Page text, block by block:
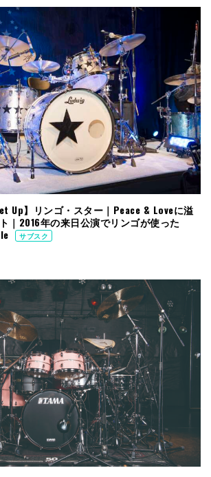
Up】リンゴ・スター｜Peace & Loveに溢
｜2016年の来日公演でリンゴが使った
サブスク